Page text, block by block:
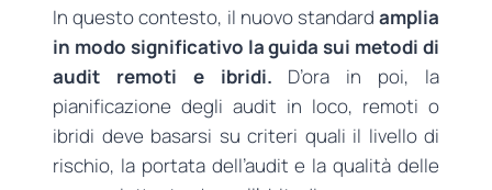
In questo contesto, il nuovo standard amplia
in modo significativo la guida sui metodi di
audit remoti e ibridi. D’ora in poi, la
pianificazione degli audit in loco, remoti o
ibridi deve basarsi su criteri quali il livello di
rischio, la portata dell’audit e la qualità delle